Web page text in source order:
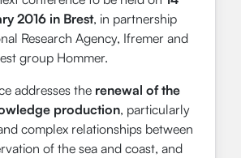
2016 in Brest, in partnership
Research Agency, Ifremer and
group Hommer.
addresses the renewal of the
production, particularly
complex relationships between
of the sea and coast, and